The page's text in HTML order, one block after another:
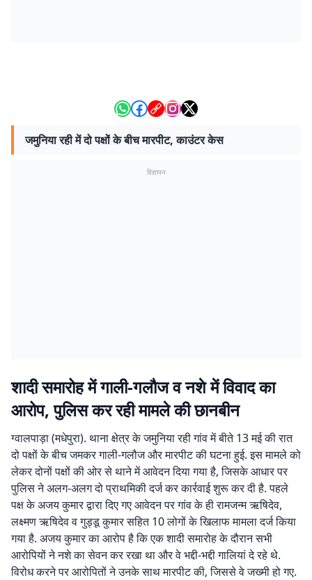
जमुनिया रही में दो पक्षों के बीच मारपीट, काउंटर केस
विज्ञापन
शादी समारोह में गाली-गलौज व नशे में विवाद का
आरोप, पुलिस कर रही मामले की छानबीन
ग्वालपाड़ा (मधेपुरा). थाना क्षेत्र के जमुनिया रही गांव में बीते 13 मई की रात
दो पक्षों के बीच जमकर गाली-गलौज और मारपीट की घटना हुई. इस मामले को
लेकर दोनों पक्षों की ओर से थाने में आवेदन दिया गया है, जिसके आधार पर
पुलिस ने अलग-अलग दो प्राथमिकी दर्ज कर कार्रवाई शुरू कर दी है. पहले
पक्ष के अजय कुमार द्वारा दिए गए आवेदन पर गांव के ही रामजन्म ऋषिदेव,
लक्ष्मण ऋषिदेव व गुड्डू कुमार सहित 10 लोगों के खिलाफ मामला दर्ज किया
गया है. अजय कुमार का आरोप है कि एक शादी समारोह के दौरान सभी
आरोपियों ने नशे का सेवन कर रखा था और वे भद्दी-भद्दी गालियां दे रहे थे.
विरोध करने पर आरोपितों ने उनके साथ मारपीट की, जिससे वे जख्मी हो गए.